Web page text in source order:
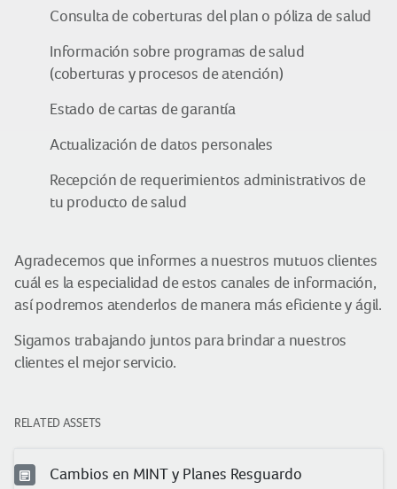
Consulta de coberturas del plan o póliza de salud
Información sobre programas de salud
(coberturas y procesos de atención)
Estado de cartas de garantía
Actualización de datos personales
Recepción de requerimientos administrativos de
tu producto de salud
Agradecemos que informes a nuestros mutuos clientes
cuál es la especialidad de estos canales de información,
así podremos atenderlos de manera más eficiente y ágil.
Sigamos trabajando juntos para brindar a nuestros
clientes el mejor servicio.
RELATED ASSETS
Cambios en MINT y Planes Resguardo